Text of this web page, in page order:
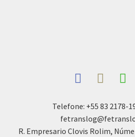
Telefone: +55 83 2178-
R. Empresario Clovis Rolim,